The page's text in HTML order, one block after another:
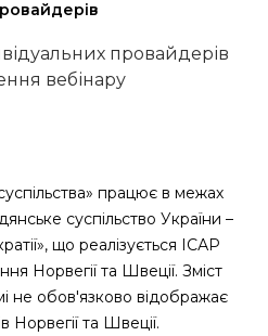
провайдерів
вебінару
працює в межах
суспільство України –
що реалізується ІСАР
Норвегії та Швеції. Зміст
не обов'язково відображає
Норвегії та Швеції.